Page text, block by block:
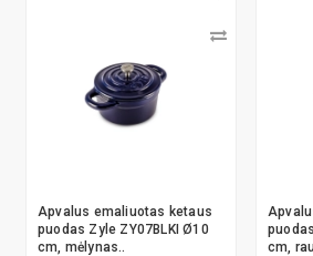
Apvalus emaliuotas ketaus
puodas Zyle ZY07BLKI Ø10
cm, mėlynas..
cm,